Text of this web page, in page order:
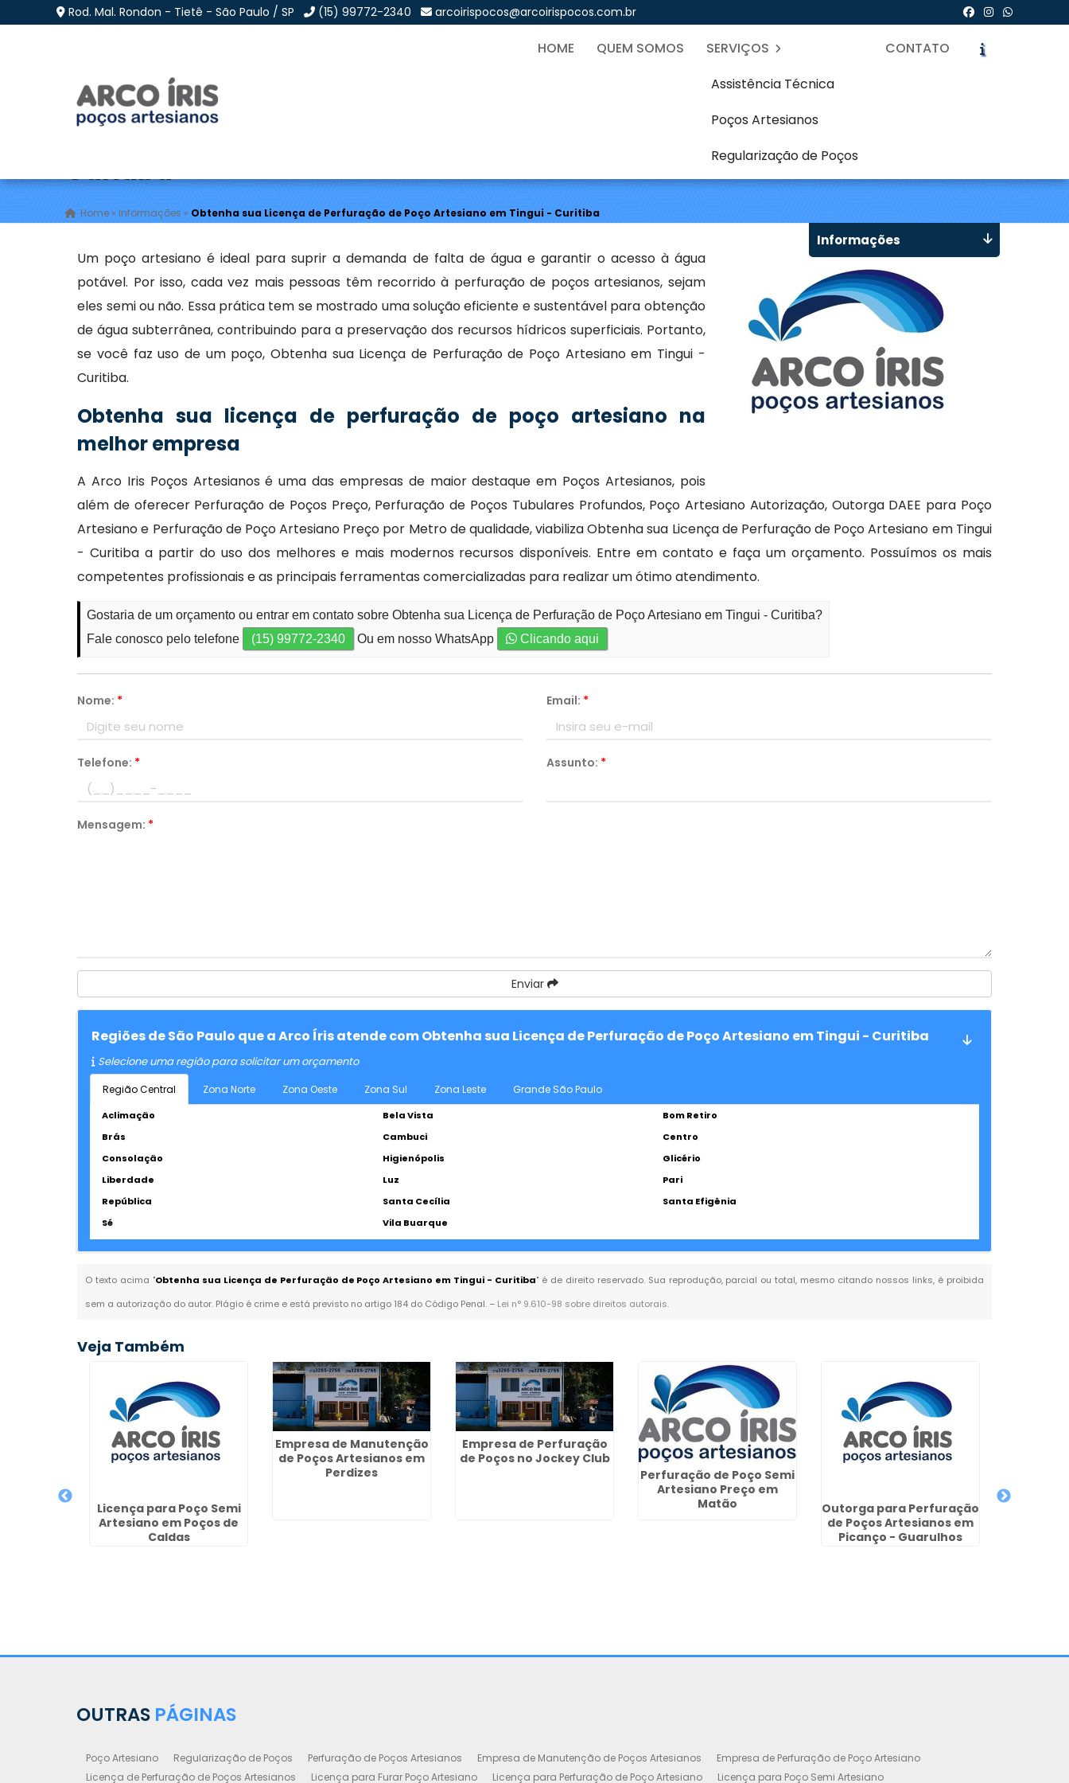
Rod. Mal. Rondon - Tietê - São Paulo / SP (15) 99772-2340 arcoirispocos@arcoirispocos.com.br
HOME QUEM SOMOS
SERVIÇOS
Assistência Técnica
Poços Artesianos
Regularização de Poços
CONTATO
Obtenha sua Licença de Perfuração de Poço Artesiano em Tingui -
Curitiba
Home »Informações » Obtenha sua Licença de Perfuração de Poço Artesiano em Tingui - Curitiba
Solicite um Orçamento
Um poço artesiano é ideal para suprir a demanda de falta de água e garantir o acesso à água
potável. Por isso, cada vez mais pessoas têm recorrido à perfuração de poços artesianos, sejam
eles semi ou não. Essa prática tem se mostrado uma solução eficiente e sustentável para obtenção
de água subterrânea, contribuindo para a preservação dos recursos hídricos superficiais. Portanto,
se você faz uso de um poço, Obtenha sua Licença de Perfuração de Poço Artesiano em Tingui -
Curitiba.
Obtenha sua licença de perfuração de poço artesiano na
melhor empresa
A Arco Iris Poços Artesianos é uma das empresas de maior destaque em Poços Artesianos, pois
além de oferecer Perfuração de Poços Preço, Perfuração de Poços Tubulares Profundos, Poço Artesiano Autorização, Outorga DAEE para Poço
Artesiano e Perfuração de Poço Artesiano Preço por Metro de qualidade, viabiliza Obtenha sua Licença de Perfuração de Poço Artesiano em Tingui
- Curitiba a partir do uso dos melhores e mais modernos recursos disponíveis. Entre em contato e faça um orçamento. Possuímos os mais
competentes profissionais e as principais ferramentas comercializadas para realizar um ótimo atendimento.
Gostaria de um orçamento ou entrar em contato sobre Obtenha sua Licença de Perfuração de Poço Artesiano em Tingui - Curitiba?
Fale conosco pelo telefone
(15) 99772-2340 Ou em nosso WhatsApp Clicando aqui
Nome: * Email: *
Telefone: * Assunto: *
Mensagem: *
Enviar
Regiões de São Paulo que a Arco Íris atende com Obtenha sua Licença de Perfuração de Poço Artesiano em Tingui - Curitiba
Selecione uma região para solicitar um orçamento
Região Central Zona Norte Zona Oeste Zona Sul Zona Leste Grande São Paulo
Aclimação Bela Vista
Bom Retiro
Brás
Cambuci
Centro
Consolação
Higienópolis
Glicério
Liberdade
Luz
Pari
República
Santa Cecília
Santa Efigênia
Sé
Vila Buarque
O texto acima "Obtenha sua Licença de Perfuração de Poço Artesiano em Tingui - Curitiba" é de direito reservado. Sua reprodução, parcial ou total, mesmo citando nossos links, é proibida
sem a autorização do autor. Plágio é crime e está previsto no artigo 184 do Código Penal. – Lei n° 9.610-98 sobre direitos autorais.
Informações
Veja Também
Licença para Poço Semi
Artesiano em Poços de
Caldas
Empresa de Manutenção
de Poços Artesianos em
Perdizes
Empresa de Perfuração
de Poços no Jockey Club
Perfuração de Poço Semi
Artesiano Preço em
Matão
Outorga para Perfuração
de Poços Artesianos em
Picanço - Guarulhos
OUTRAS PÁGINAS
Poço Artesiano Regularização de Poços Perfuração de Poços Artesianos Empresa de Manutenção de Poços Artesianos
Empresa de Perfuração de Poço Artesiano
Licença de Perfuração de Poços Artesianos
Licença para Furar Poço Artesiano Licença para Perfuração de Poço Artesiano Licença para Poço Semi Artesiano